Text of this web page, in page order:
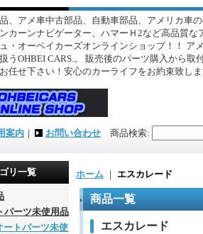
、アメ車中古部品、自動車部品、アメリカ車
カーンナビゲーター、ハマーＨ2など高品質
・オーベイカーズオンラインショップ！！
うOHBEI CARS.。 販売後のパーツ購入から
任せ下さい！安心のカーライフをお約束致しま
案内 ｜ お問い合わせ 商品検索:
リ一覧
パーツ未使用品
ートパーツ未使
ホーム ｜ エスカレード
商品一覧
エスカレード